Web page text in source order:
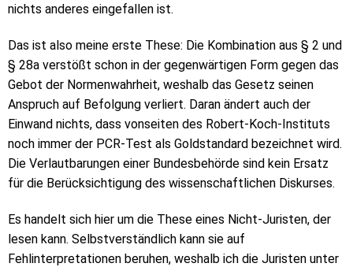
nichts anderes eingefallen ist.
Das ist also meine erste These: Die Kombination aus § 2 und
§ 28a verstößt schon in der gegenwärtigen Form gegen das
Gebot der Normenwahrheit, weshalb das Gesetz seinen
Anspruch auf Befolgung verliert. Daran ändert auch der
Einwand nichts, dass vonseiten des Robert-Koch-Instituts
noch immer der PCR-Test als Goldstandard bezeichnet wird.
Die Verlautbarungen einer Bundesbehörde sind kein Ersatz
für die Berücksichtigung des wissenschaftlichen Diskurses.
Es handelt sich hier um die These eines Nicht-Juristen, der
lesen kann. Selbstverständlich kann sie auf
Fehlinterpretationen beruhen, weshalb ich die Juristen unter